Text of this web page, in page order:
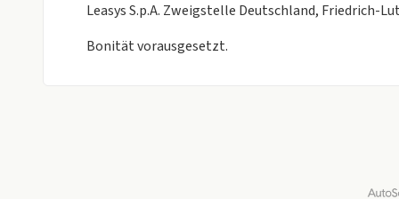
Leasys S.p.A. Zweigstelle Deutschland, Friedrich-
Bonität vorausgesetzt.